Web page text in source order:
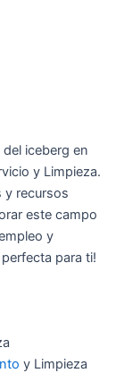
iceberg en
y Limpieza.
y recursos
este campo
y
para ti!
y Limpieza